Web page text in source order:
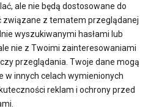
ale nie będą dostosowane do
związane z tematem przeglądanej
wyszukiwanymi hasłami lub
nie z Twoimi zainteresowaniami
przeglądania. Twoje dane mogą
w innych celach wymienionych
reklam i ochrony przed